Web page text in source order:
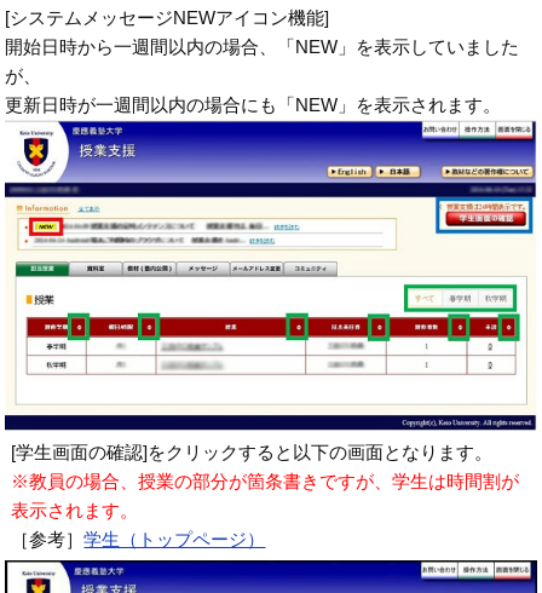
[システムメッセージNEWアイコン機能]
開始日時から一週間以内の場合、「NEW」を表示していました
が、
更新日時が一週間以内の場合にも「NEW」を表示されます。
[学生画面の確認]をクリックすると以下の画面となります。
※教員の場合、授業の部分が箇条書きですが、学生は時間割が
表示されます。
［参考］学生（トップページ）